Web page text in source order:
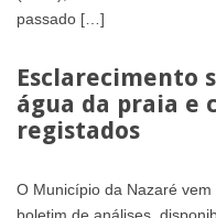
passado […]
Esclarecimento
água da praia e
registados
O Município da Nazaré